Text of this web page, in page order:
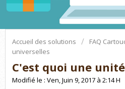
Accueil des solutions FAQ
universelles
C'est quoi une
Modifié le : Ven, Juin 9, 2017 à 2:14 H